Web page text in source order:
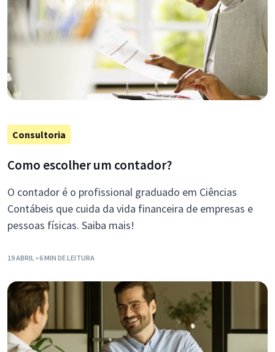
Consultoria
Como escolher um contador?
O contador é o profissional graduado em Ciências
Contábeis que cuida da vida financeira de empresas e
pessoas físicas. Saiba mais!
19 ABRIL • 6 MIN DE LEITURA